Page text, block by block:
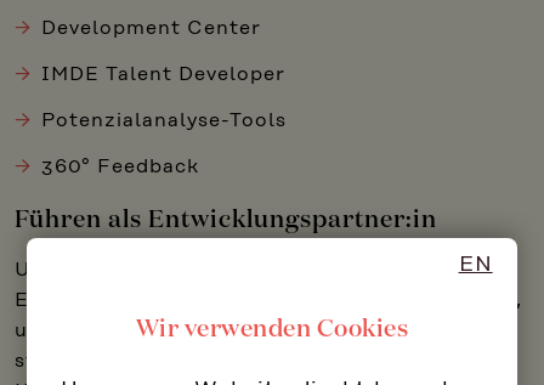
Development Center
IMDE Talent Developer
Potenzialanalyse-Tools
360° Feedback
Führen als Entwicklungspartner:in
Unser Ansatz zur Führungskraft als
Entwicklungspartner:in: ein bewährtes Konzept,
um Führungskräfte aller Ebenen darin zu
stärken, Mitarbeiter:innen in ihrer Leistung,
EN
Wir verwenden Cookies